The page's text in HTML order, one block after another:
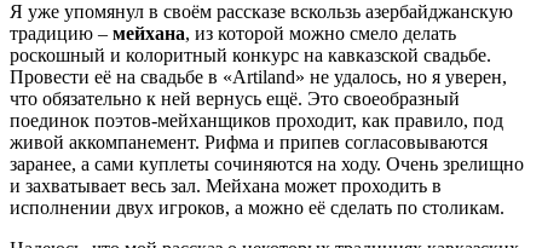
Я уже упомянул в своём рассказе вскользь азербайджанскую
традицию – мейхана, из которой можно смело делать
роскошный и колоритный конкурс на кавказской свадьбе.
Провести её на свадьбе в «Artiland» не удалось, но я уверен,
что обязательно к ней вернусь ещё. Это своеобразный
поединок поэтов-мейханщиков проходит, как правило, под
живой аккомпанемент. Рифма и припев согласовываются
заранее, а сами куплеты сочиняются на ходу. Очень зрелищно
и захватывает весь зал. Мейхана может проходить в
исполнении двух игроков, а можно её сделать по столикам.